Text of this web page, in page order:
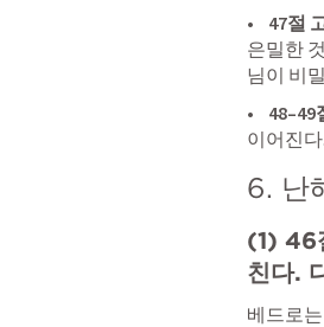
• 47절
은밀한
님이 비
•
이어진
6. 난
(1) 46
친다.
베드로